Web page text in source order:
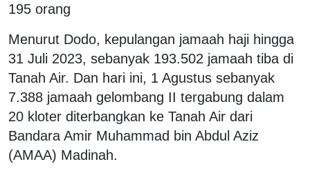
195 orang
Menurut Dodo, kepulangan jamaah haji hingga
31 Juli 2023, sebanyak 193.502 jamaah tiba di
Tanah Air. Dan hari ini, 1 Agustus sebanyak
7.388 jamaah gelombang II tergabung dalam
20 kloter diterbangkan ke Tanah Air dari
Bandara Amir Muhammad bin Abdul Aziz
(AMAA) Madinah.